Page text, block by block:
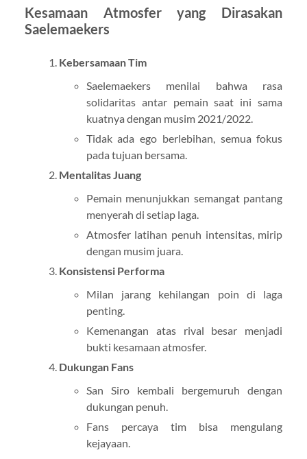
Kesamaan Atmosfer yang Dirasakan
Saelemaekers
Kebersamaan Tim
Saelemaekers menilai bahwa rasa
solidaritas antar pemain saat ini sama
kuatnya dengan musim 2021/2022.
Tidak ada ego berlebihan, semua fokus
pada tujuan bersama.
Mentalitas Juang
Pemain menunjukkan semangat pantang
menyerah di setiap laga.
Atmosfer latihan penuh intensitas, mirip
dengan musim juara.
Konsistensi Performa
Milan jarang kehilangan poin di laga
penting.
Kemenangan atas rival besar menjadi
bukti kesamaan atmosfer.
Dukungan Fans
San Siro kembali bergemuruh dengan
dukungan penuh.
Fans percaya tim bisa mengulang
kejayaan.